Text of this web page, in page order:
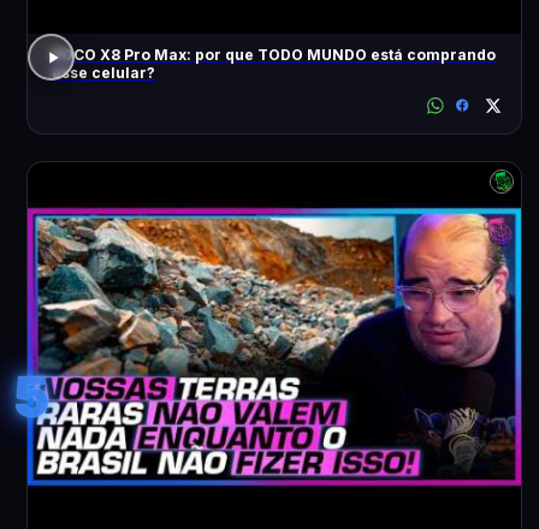
POCO X8 Pro Max: por que TODO MUNDO está comprando
esse celular?
5